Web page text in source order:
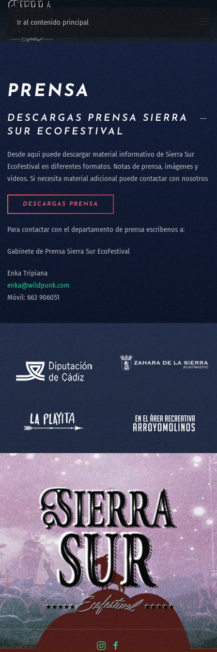
Ir al contenido principal
PRENSA
DESCARGAS PRENSA SIERRA
SUR ECOFESTIVAL
Desde aquí puede descargar material informativo de Sierra Sur
EcoFestival en diferentes formatos. Notas de prensa, imágenes y
vídeos. Si necesita material adicional puede contactar con nosotros
DESCARGAS PRENSA
Para contactar con el departamento de prensa escríbenos a:
Gabinete de Prensa Sierra Sur EcoFestival
Enka Tripiana
enka@wildpunk.com
Móvil: 663 906051